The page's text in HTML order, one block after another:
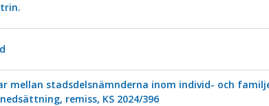
mellan stadsdelsnämnderna inom individ- och
remiss, KS 2024/396